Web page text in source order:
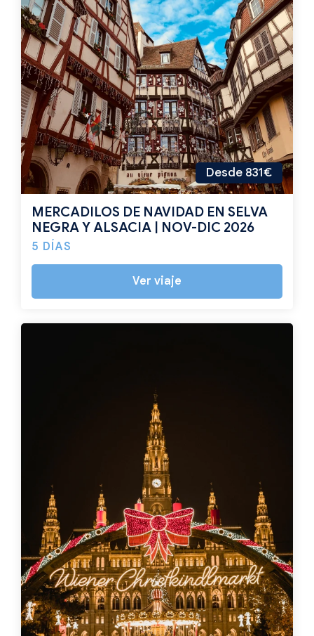
Desde 831€
MERCADILOS DE NAVIDAD EN SELVA
NEGRA Y ALSACIA | NOV-DIC 2026
5 DÍAS
Ver viaje